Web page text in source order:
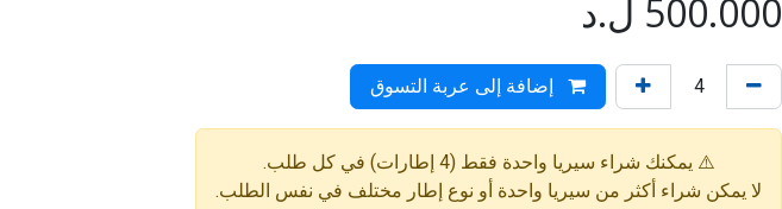
500.000 ل.د
إضافة إلى عربة التسوق
⚠️ يمكنك شراء سيريا واحدة فقط (4 إطارات) في كل طلب.
لا يمكن شراء أكثر من سيريا واحدة أو نوع إطار مختلف في نفس الطلب.